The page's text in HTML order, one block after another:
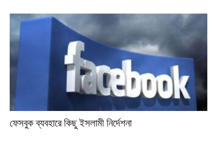
ফেসবুক ব্যবহারে কিছু ইসলামী নির্দেশনা